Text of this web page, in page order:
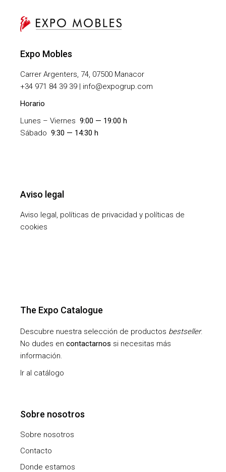
Expo Mobles
Carrer Argenters, 74, 07500 Manacor
+34 971 84 39 39 | info@expogrup.com
Horario
Lunes – Viernes9:00 — 19:00 h
Sábado9:30 — 14:30 h
Aviso legal
Aviso legal, políticas de privacidad y políticas de
cookies
The Expo Catalogue
Descubre nuestra selección de productos bestseller.
No dudes encontactarnos si necesitas más
información.
Ir al catálogo
Sobre nosotros
Sobre nosotros
Contacto
Donde estamos